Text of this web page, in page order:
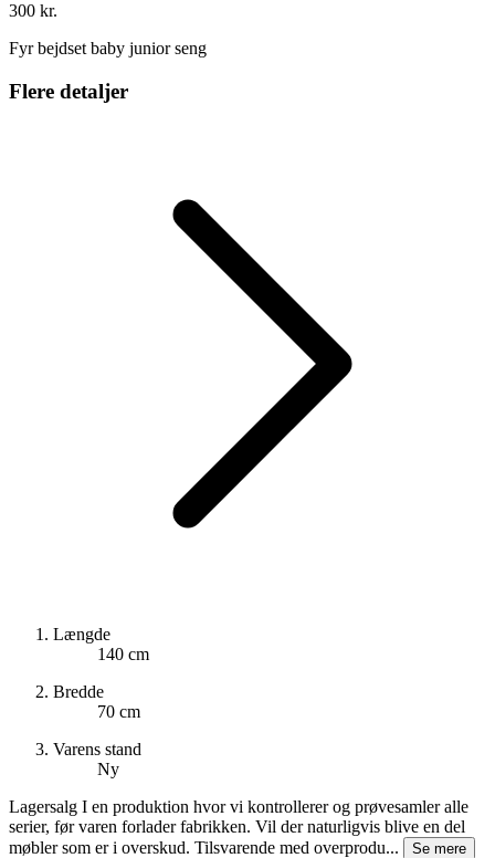
300 kr.
Fyr bejdset baby junior seng
Flere detaljer
Længde
140 cm
Bredde
70 cm
Varens stand
Ny
Lagersalg I en produktion hvor vi kontrollerer og prøvesamler alle
serier, før varen forlader fabrikken. Vil der naturligvis blive en del
møbler som er i overskud. Tilsvarende med overprodu...
Se mere